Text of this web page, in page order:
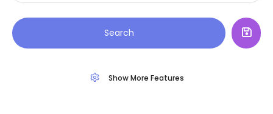
Show More Features
Search